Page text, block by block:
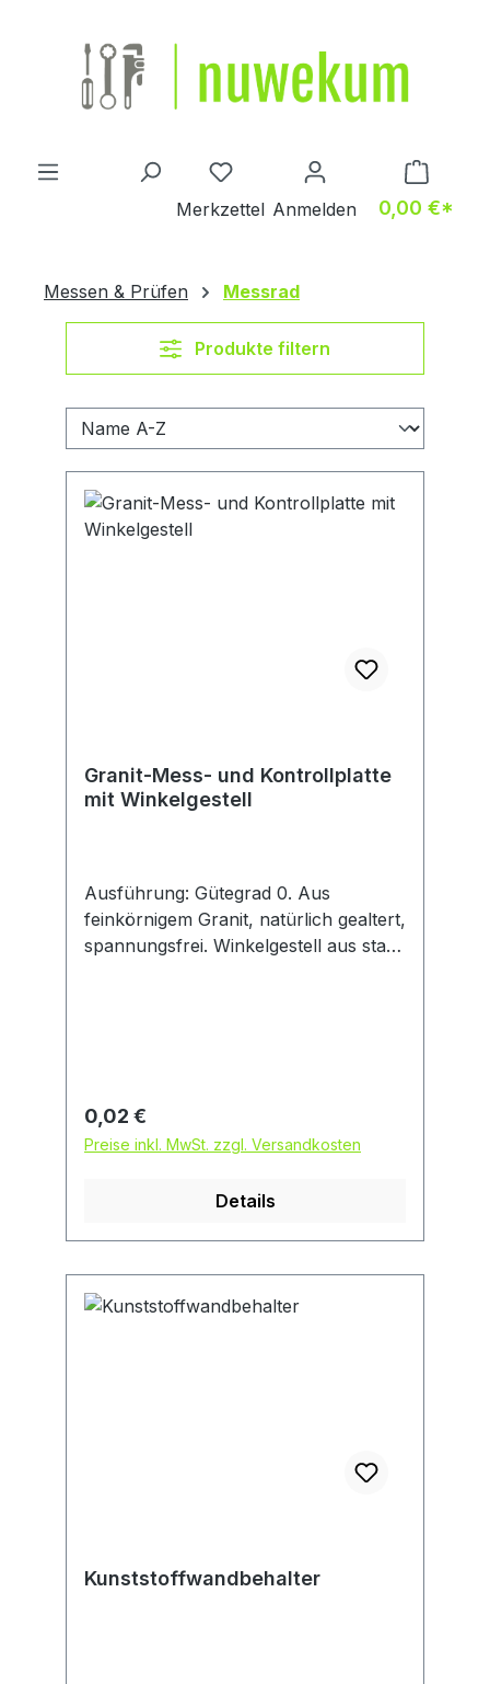
Du hast 0 Produkte auf dem
Merkzettel Anmelden 0,00 €*
Messen & Prüfen Messrad
Produkte filtern
Granit-Mess- und Kontrollplatte
mit Winkelgestell
Ausführung: Gütegrad 0. Aus
feinkörnigem Granit, natürlich gealtert,
spannungsfrei. Winkelgestell aus stabil
Regulärer Preis:
0,02 €
Preise inkl. MwSt. zzgl. Versandkosten
Details
Kunststoffwandbehalter